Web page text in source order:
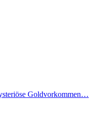
Goldvorkommen…